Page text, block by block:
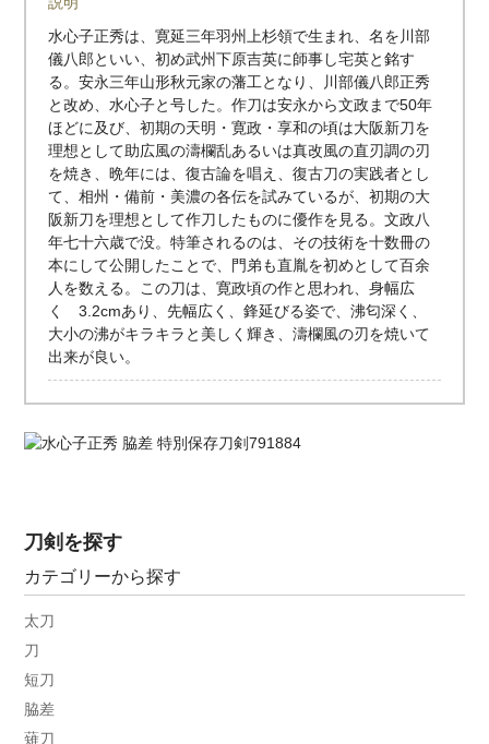
水心子正秀は、寛延三年羽州上杉領で生まれ、名を川部
儀八郎といい、初め武州下原吉英に師事し宅英と銘す
る。安永三年山形秋元家の藩工となり、川部儀八郎正秀
と改め、水心子と号した。作刀は安永から文政まで50年
ほどに及び、初期の天明・寛政・享和の頃は大阪新刀を
理想として助広風の濤欄乱あるいは真改風の直刃調の刃
を焼き、晩年には、復古論を唱え、復古刀の実践者とし
て、相州・備前・美濃の各伝を試みているが、初期の大
阪新刀を理想として作刀したものに優作を見る。文政八
年七十六歳で没。特筆されるのは、その技術を十数冊の
本にして公開したことで、門弟も直胤を初めとして百余
人を数える。この刀は、寛政頃の作と思われ、身幅広
く 3.2cmあり、先幅広く、鋒延びる姿で、沸匂深く、
大小の沸がキラキラと美しく輝き、濤欄風の刃を焼いて
出来が良い。
刀剣を探す
カテゴリーから探す
太刀
刀
短刀
脇差
薙刀